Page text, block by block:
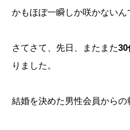
かもほぼ一瞬しか咲かないん
さてさて、先日、またまた30
りました。
結婚を決めた男性会員からの